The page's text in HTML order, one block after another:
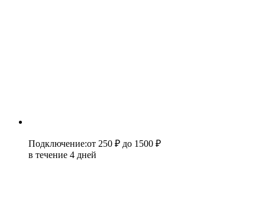
Подключение:от 250 ₽ до 1500 ₽
в течение 4 дней